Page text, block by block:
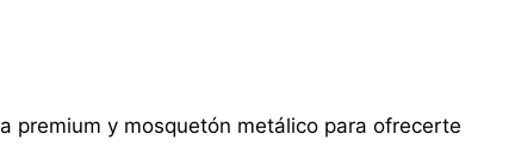
premium y mosquetón metálico para ofrecerte